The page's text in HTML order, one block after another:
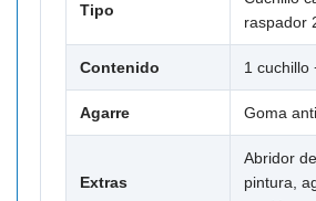
Tipo
raspador
Contenido 1 cuchillo
Agarre Goma
Extras
Abridor
pintura,